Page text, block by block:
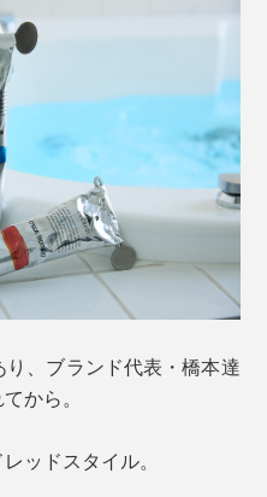
、ブランド代表・橋本達
から。
ッドスタイル。